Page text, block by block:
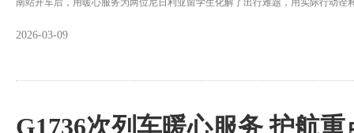
南站开车后，用暖心服务为两位尼日利亚留学生化解了出行难题，用实际行动诠
2026-03-09
G1736次列车暖心服务 护航